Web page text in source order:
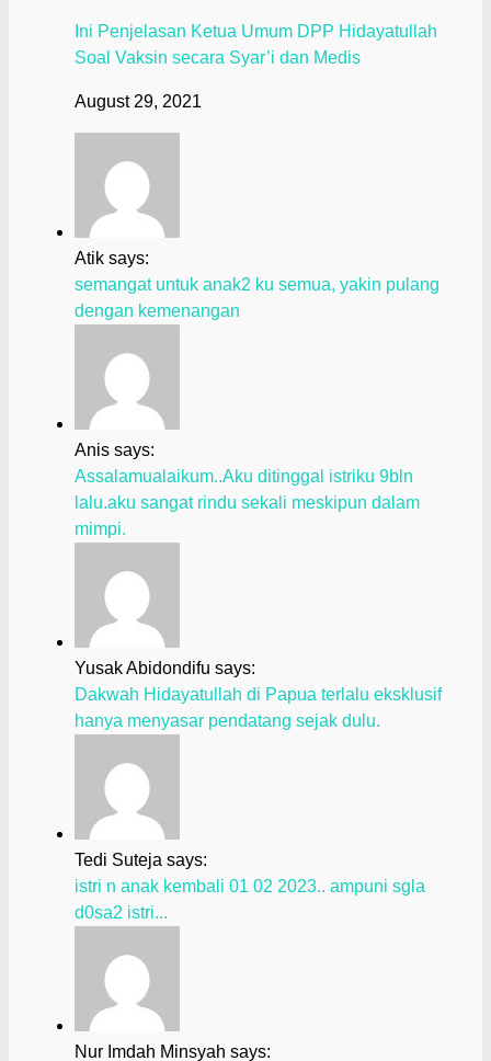
Ini Penjelasan Ketua Umum DPP Hidayatullah
Soal Vaksin secara Syar’i dan Medis
August 29, 2021
Atik says:
semangat untuk anak2 ku semua, yakin pulang
dengan kemenangan
Anis says:
Assalamualaikum..Aku ditinggal istriku 9bln
lalu.aku sangat rindu sekali meskipun dalam
mimpi.
Yusak Abidondifu says:
Dakwah Hidayatullah di Papua terlalu eksklusif
hanya menyasar pendatang sejak dulu.
Tedi Suteja says:
istri n anak kembali 01 02 2023.. ampuni sgla
d0sa2 istri...
Nur Imdah Minsyah says: